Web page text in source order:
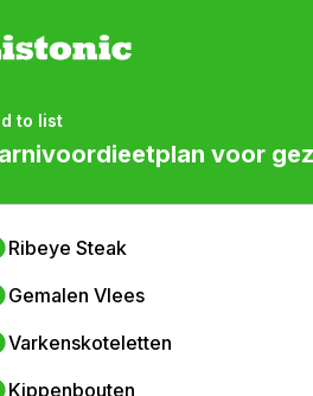
to list
voor
Ribeye Steak
Gemalen Vlees
Varkenskoteletten
Kippenbouten